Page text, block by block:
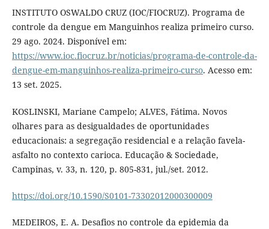
INSTITUTO OSWALDO CRUZ (IOC/FIOCRUZ). Programa de
controle da dengue em Manguinhos realiza primeiro curso.
29 ago. 2024. Disponível em:
https://www.ioc.fiocruz.br/noticias/programa-de-controle-da-
dengue-em-manguinhos-realiza-primeiro-curso. Acesso em:
13 set. 2025.
KOSLINSKI, Mariane Campelo; ALVES, Fátima. Novos
olhares para as desigualdades de oportunidades
educacionais: a segregação residencial e a relação favela-
asfalto no contexto carioca. Educação & Sociedade,
Campinas, v. 33, n. 120, p. 805-831, jul./set. 2012.
https://doi.org/10.1590/S0101-73302012000300009
MEDEIROS, E. A. Desafios no controle da epidemia da